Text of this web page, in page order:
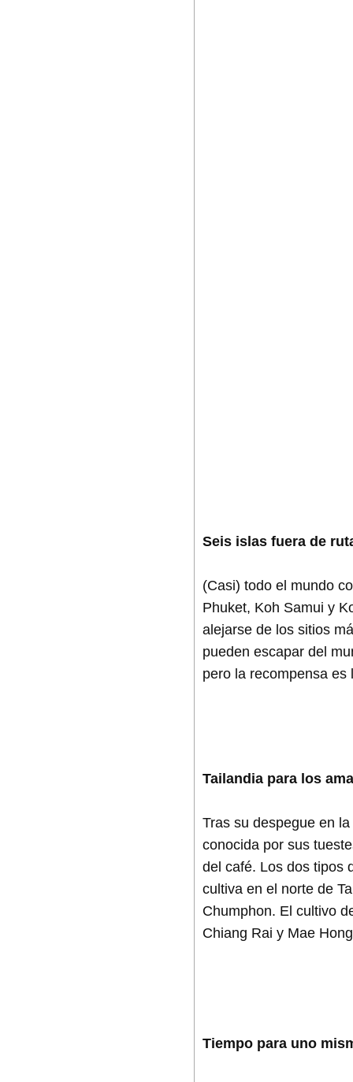
Seis islas fuera de
(Casi) todo el mundo
Phuket, Koh Samui y
alejarse de los sitios
pueden escapar del
pero la recompensa
Tailandia para los
Tras su despegue en
conocida por sus
del café. Los dos tipos
cultiva en el norte de
Chumphon. El cultivo
Chiang Rai y Mae
Tiempo para uno